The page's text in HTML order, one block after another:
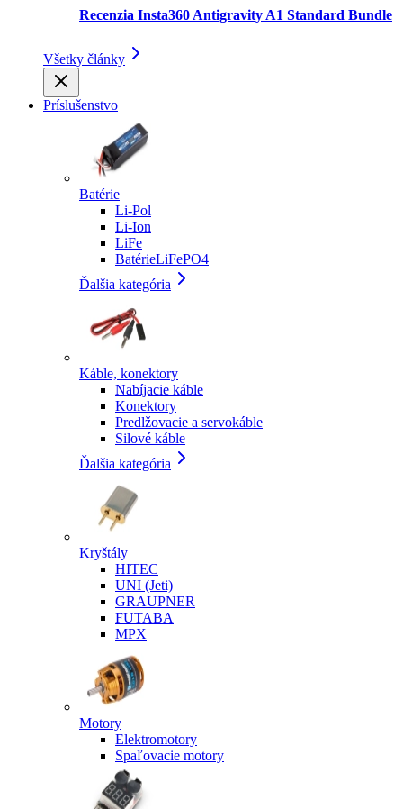
Recenzia Insta360 Antigravity A1 Standard Bundle
Všetky články
Príslušenstvo
Batérie
Li-Pol
Li-Ion
LiFe
BatérieLiFePO4
Ďalšia kategória
Káble, konektory
Nabíjacie káble
Konektory
Predlžovacie a servokáble
Silové káble
Ďalšia kategória
Kryštály
HITEC
UNI (Jeti)
GRAUPNER
FUTABA
MPX
Motory
Elektromotory
Spaľovacie motory